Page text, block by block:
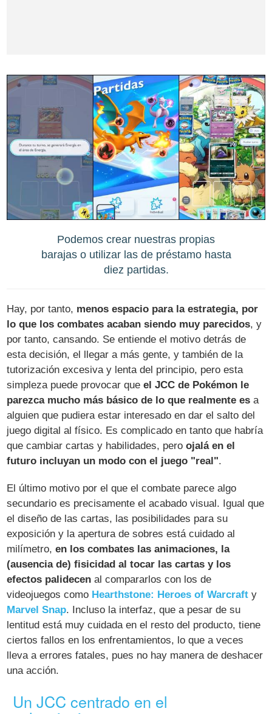
Podemos crear nuestras propias
barajas o utilizar las de préstamo hasta
diez partidas.
Hay, por tanto, menos espacio para la estrategia, por
lo que los combates acaban siendo muy parecidos, y
por tanto, cansando. Se entiende el motivo detrás de
esta decisión, el llegar a más gente, y también de la
tutorización excesiva y lenta del principio, pero esta
simpleza puede provocar queel JCC de Pokémon le
parezca mucho más básico de lo que realmente es a
alguien que pudiera estar interesado en dar el salto del
juego digital al físico. Es complicado en tanto que habría
que cambiar cartas y habilidades, peroojalá en el
futuro incluyan un modo con el juego "real".
El último motivo por el que el combate parece algo
secundario es precisamente el acabado visual. Igual que
el diseño de las cartas, las posibilidades para su
exposición y la apertura de sobres está cuidado al
milímetro,en los combates las animaciones, la
(ausencia de) fisicidad al tocar las cartas y los
efectos palidecen al compararlos con los de
videojuegos como Hearthstone: Heroes of Warcraft y
Marvel Snap. Incluso la interfaz, que a pesar de su
lentitud está muy cuidada en el resto del producto, tiene
ciertos fallos en los enfrentamientos, lo que a veces
lleva a errores fatales, pues no hay manera de deshacer
una acción.
Un JCC centrado en el